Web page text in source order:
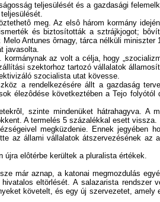
teljesülését és a gazdasági
meg. Az elsô három kormány
és biztosították a sztrájkjogot;
Antunes ôrnagy, tárca nélküli miniszter
javasolta.
az volt a célja, hogy
szektorhoz tartozó vállalatok
szocialista utat kövesse.
a rendelkezésére állt a gazdaság
élezôdése következtében a Tejo folyótól
szinte mindenüket hátrahagyva. A
A termelés 5 százalékkal esett vissza.
megküzdenie. Ennek jegyében
az állami vállalatok átszervezésének az
újra elôtérbe kerültek a pluralista értékek.
már aznap, a katonai megmozdulás
eltörlését. A salazarista rendszer
követelt, és egy új szervezetet,